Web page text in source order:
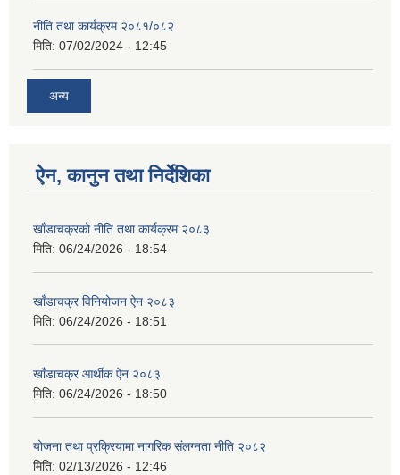
नीति तथा कार्यक्रम २०८१/०८२
मिति: 07/02/2024 - 12:45
अन्य
ऐन, कानुन तथा निर्देशिका
खाँडाचक्रको नीति तथा कार्यक्रम २०८३
मिति: 06/24/2026 - 18:54
खाँडाचक्र विनियोजन ऐन २०८३
मिति: 06/24/2026 - 18:51
खाँडाचक्र आर्थीक ऐन २०८३
मिति: 06/24/2026 - 18:50
योजना तथा प्रक्रियामा नागरिक संलग्नता नीति २०८२
मिति: 02/13/2026 - 12:46